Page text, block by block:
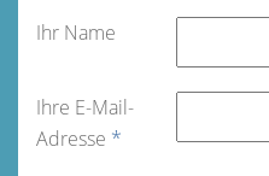
Ihr Name
Ihre E-Mail-
Adresse *